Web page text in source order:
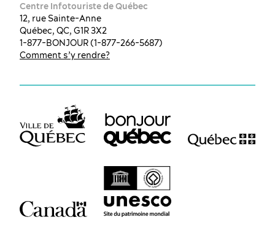
Centre Infotouriste de Québec
12, rue Sainte-Anne
Québec, QC, G1R 3X2
1-877-BONJOUR (1-877-266-5687)
Comment s’y rendre?